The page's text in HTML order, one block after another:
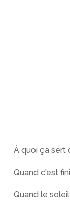
À quoi ça sert
Quand c'est
Quand le